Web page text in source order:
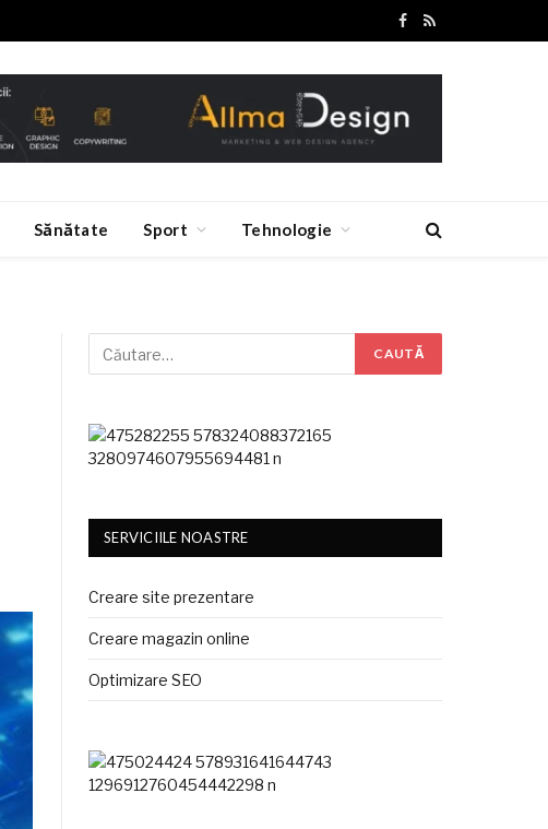
Facebook
RSS
Sănătate Sport Tehnologie
SERVICIILE NOASTRE
Creare site prezentare
Creare magazin online
Optimizare SEO